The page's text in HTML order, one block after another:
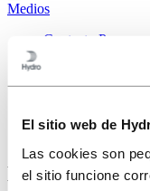
El sitio web de
Las cookies son
el sitio funcione
Medios
Contacto Prensa
Galería
Medios
Hydro de un
Hydro de un